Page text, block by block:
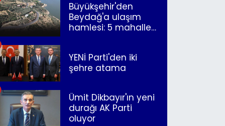
Büyükşehir'den
Beydağ'a ulaşım
hamlesi: 5 mahalle
YENİ Parti'den iki
şehre atama
Ümit Dikbayır'ın yeni
durağı AK Parti
oluyor